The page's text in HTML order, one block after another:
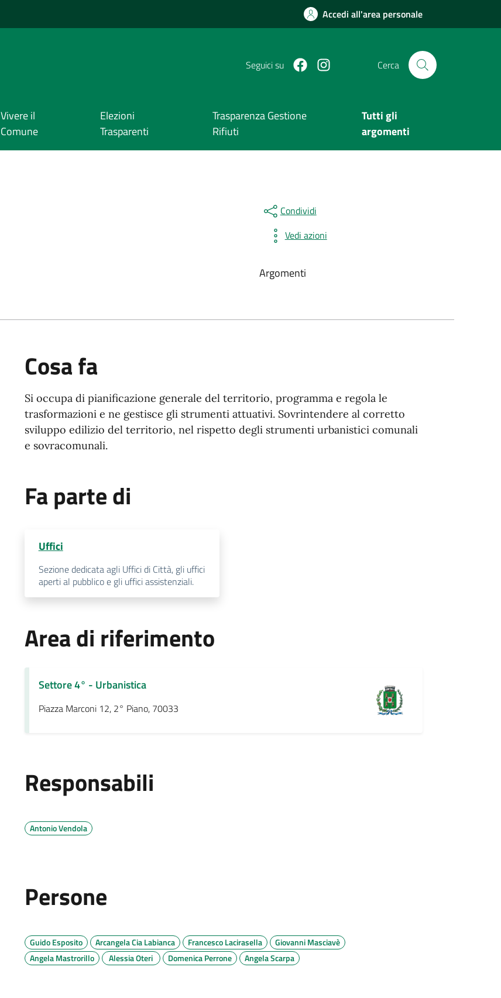
Accedi all'area personale
Seguici su FacebookInstagram Cerca
Vivere il
Comune
Elezioni
Trasparenti
Trasparenza Gestione
Rifiuti
Tutti gli
argomenti
Condividi
Vedi azioni
Argomenti
Cosa fa
Si occupa di pianificazione generale del territorio, programma e regola le
trasformazioni e ne gestisce gli strumenti attuativi. Sovrintendere al corretto
sviluppo edilizio del territorio, nel rispetto degli strumenti urbanistici comunali
e sovracomunali.
Fa parte di
Uffici
Sezione dedicata agli Uffici di Città, gli uffici
aperti al pubblico e gli uffici assistenziali.
Area di riferimento
Settore 4° - Urbanistica
Piazza Marconi 12, 2° Piano, 70033
Responsabili
Antonio Vendola
Persone
Guido Esposito Arcangela Cia Labianca Francesco Lacirasella
Giovanni Masciavè
Angela Mastrorillo
Alessia Oteri Domenica Perrone Angela Scarpa